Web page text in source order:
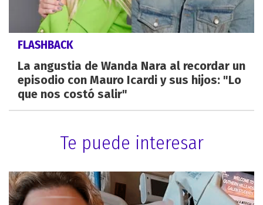
FLASHBACK
La angustia de Wanda Nara al recordar un
episodio con Mauro Icardi y sus hijos: "Lo
que nos costó salir"
Te puede interesar